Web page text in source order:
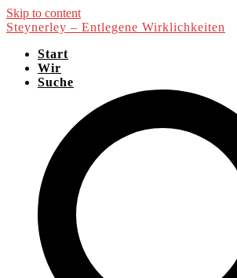
Skip to content
Steynerley – Entlegene Wirklichkeiten
Start
Wir
Suche